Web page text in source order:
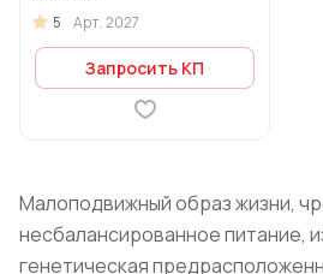
5 Арт.2027
Запросить КП
Малоподвижный образ жизни,
несбалансированное питание,
генетическая